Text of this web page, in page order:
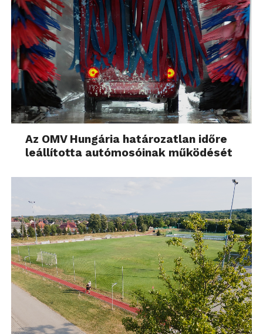
Az OMV Hungária határozatlan időre
leállította autómosóinak működését